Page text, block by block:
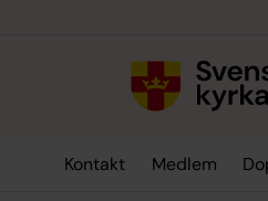
Kontakt Medlem